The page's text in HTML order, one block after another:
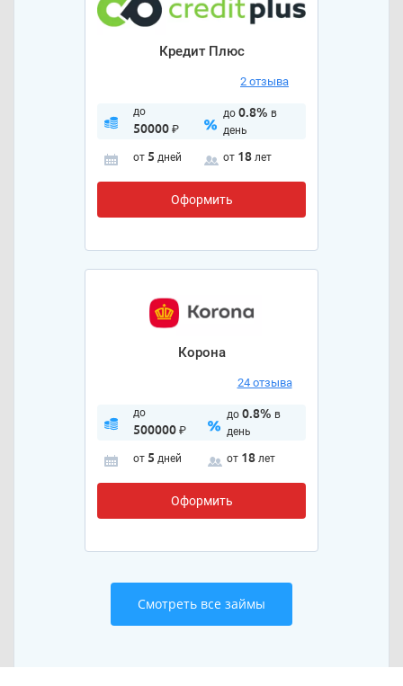
Кредит Плюс
2 отзыва
до
50000₽
до 0.8% в
день
от 5 дней от 18 лет
Оформить
Корона
24 отзыва
до
500000₽
до 0.8% в
день
от 5 дней от 18 лет
Оформить
Смотреть все займы